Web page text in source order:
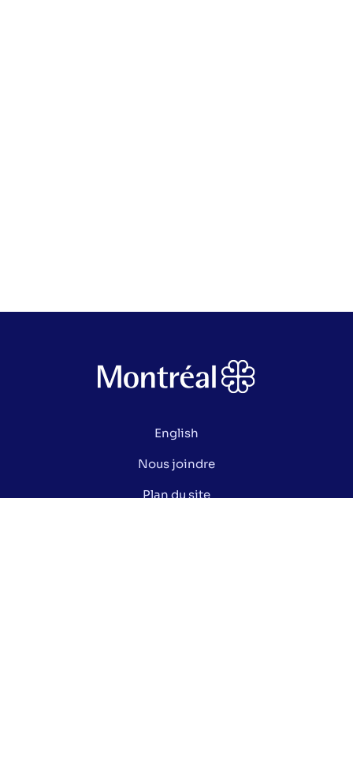
English
Nous joindre
Plan du site